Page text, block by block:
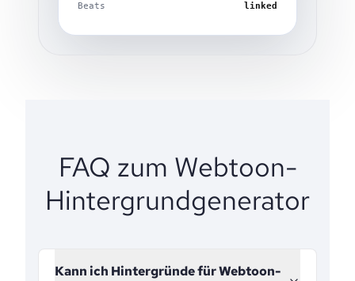
Beats linked
FAQ zum Webtoon-
Hintergrundgenerator
Kann ich Hintergründe für Webtoon-